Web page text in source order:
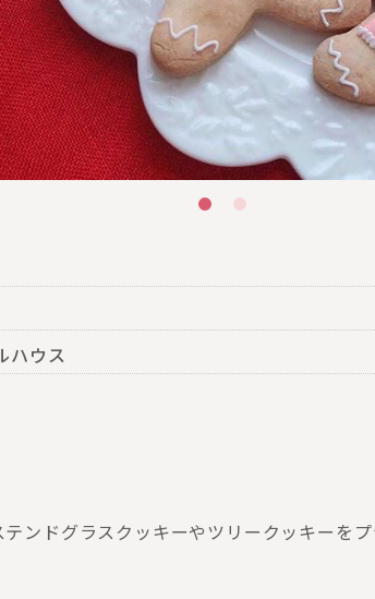
ハウス
ンドグラスクッキーやツリークッキーを